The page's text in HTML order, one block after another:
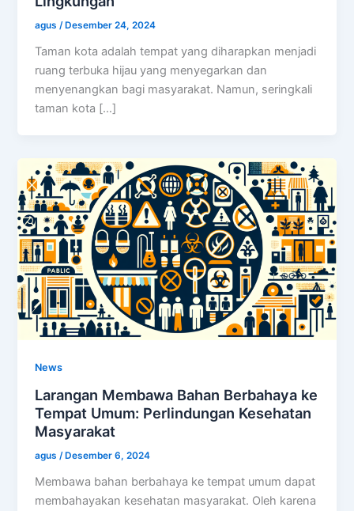
agus/ Desember 24, 2024
Taman kota adalah tempat yang diharapkan menjadi
ruang terbuka hijau yang menyegarkan dan
menyenangkan bagi masyarakat. Namun, seringkali
taman kota […]
News
Larangan Membawa Bahan Berbahaya ke
Tempat Umum: Perlindungan Kesehatan
Masyarakat
agus /Desember 6, 2024
Membawa bahan berbahaya ke tempat umum dapat
membahayakan kesehatan masyarakat. Oleh karena